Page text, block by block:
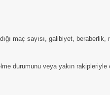
maç sayısı, galibiyet, beraberlik,
durumunu veya yakın rakipleriyle